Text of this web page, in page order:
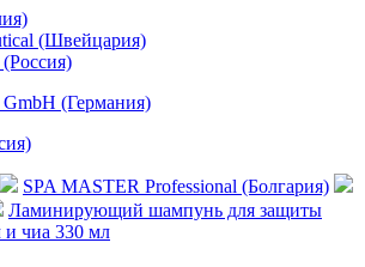
(Швейцария)
(Германия)
SPA MASTER Professional (Болгария)
Ламинирующий шампунь для защиты
и чиа 330 мл